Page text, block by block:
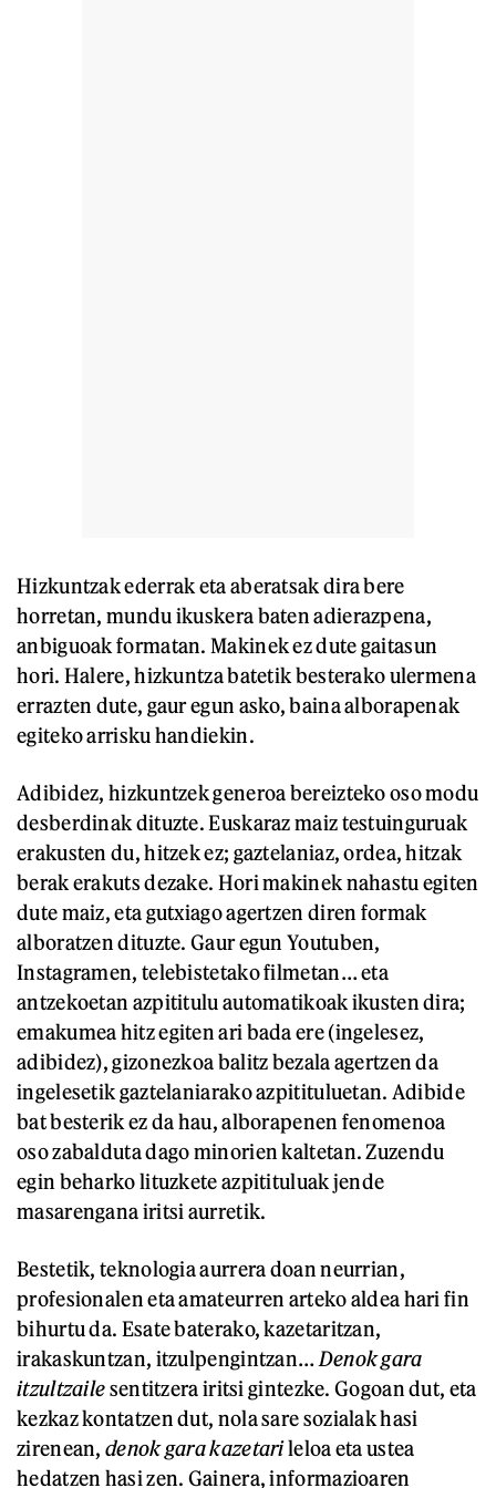
Hizkuntzak ederrak eta aberatsak dira bere
horretan, mundu ikuskera baten adierazpena,
anbiguoak formatan. Makinek ez dute gaitasun
hori. Halere, hizkuntza batetik besterako ulermena
errazten dute, gaur egun asko, baina alborapenak
egiteko arrisku handiekin.
Adibidez, hizkuntzek generoa bereizteko oso modu
desberdinak dituzte. Euskaraz maiz testuinguruak
erakusten du, hitzek ez; gaztelaniaz, ordea, hitzak
berak erakuts dezake. Hori makinek nahastu egiten
dute maiz, eta gutxiago agertzen diren formak
alboratzen dituzte. Gaur egun Youtuben,
Instagramen, telebistetako filmetan… eta
antzekoetan azpititulu automatikoak ikusten dira;
emakumea hitz egiten ari bada ere (ingelesez,
adibidez), gizonezkoa balitz bezala agertzen da
ingelesetik gaztelaniarako azpitituluetan. Adibide
bat besterik ez da hau, alborapenen fenomenoa
oso zabalduta dago minorien kaltetan. Zuzendu
egin beharko lituzkete azpitituluak jende
masarengana iritsi aurretik.
Bestetik, teknologia aurrera doan neurrian,
profesionalen eta amateurren arteko aldea hari fin
bihurtu da. Esate baterako, kazetaritzan,
irakaskuntzan, itzulpengintzan… Denok gara
itzultzailesentitzerairitsi gintezke. Gogoan dut, eta
kezkaz kontatzen dut, nola sare sozialak hasi
zirenean,denok gara kazetarileloa eta ustea
hedatzen hasi zen. Gainera, informazioaren